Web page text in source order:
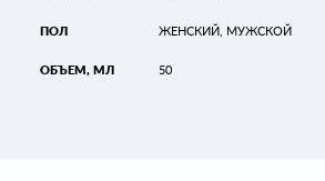
ПОЛ
ОБЪЕМ, МЛ
ЖЕНСКИЙ, МУЖСКОЙ
50